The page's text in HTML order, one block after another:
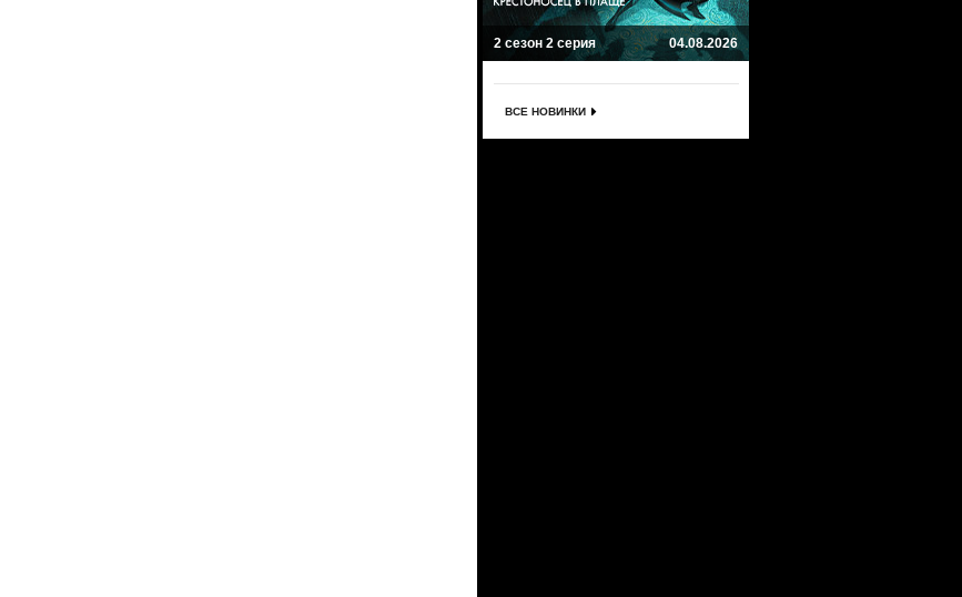
2 сезон 2 серия 04.08.2026
ВСЕ НОВИНКИ